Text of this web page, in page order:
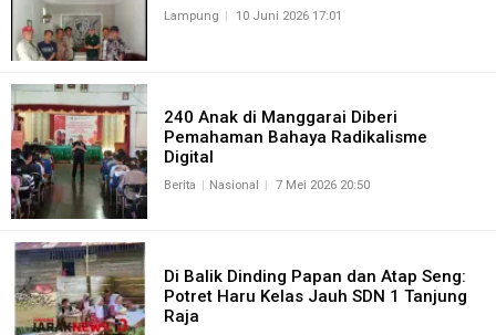
Lampung 10 Juni 2026 17:01
240 Anak di Manggarai Diberi
Pemahaman Bahaya Radikalisme
Digital
Berita Nasional 7 Mei 2026 20:50
Di Balik Dinding Papan dan Atap Seng:
Potret Haru Kelas Jauh SDN 1 Tanjung
Raja